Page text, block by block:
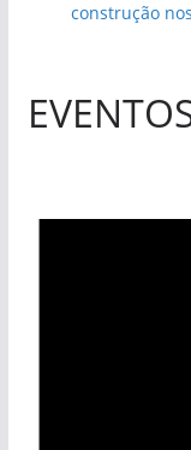
construção